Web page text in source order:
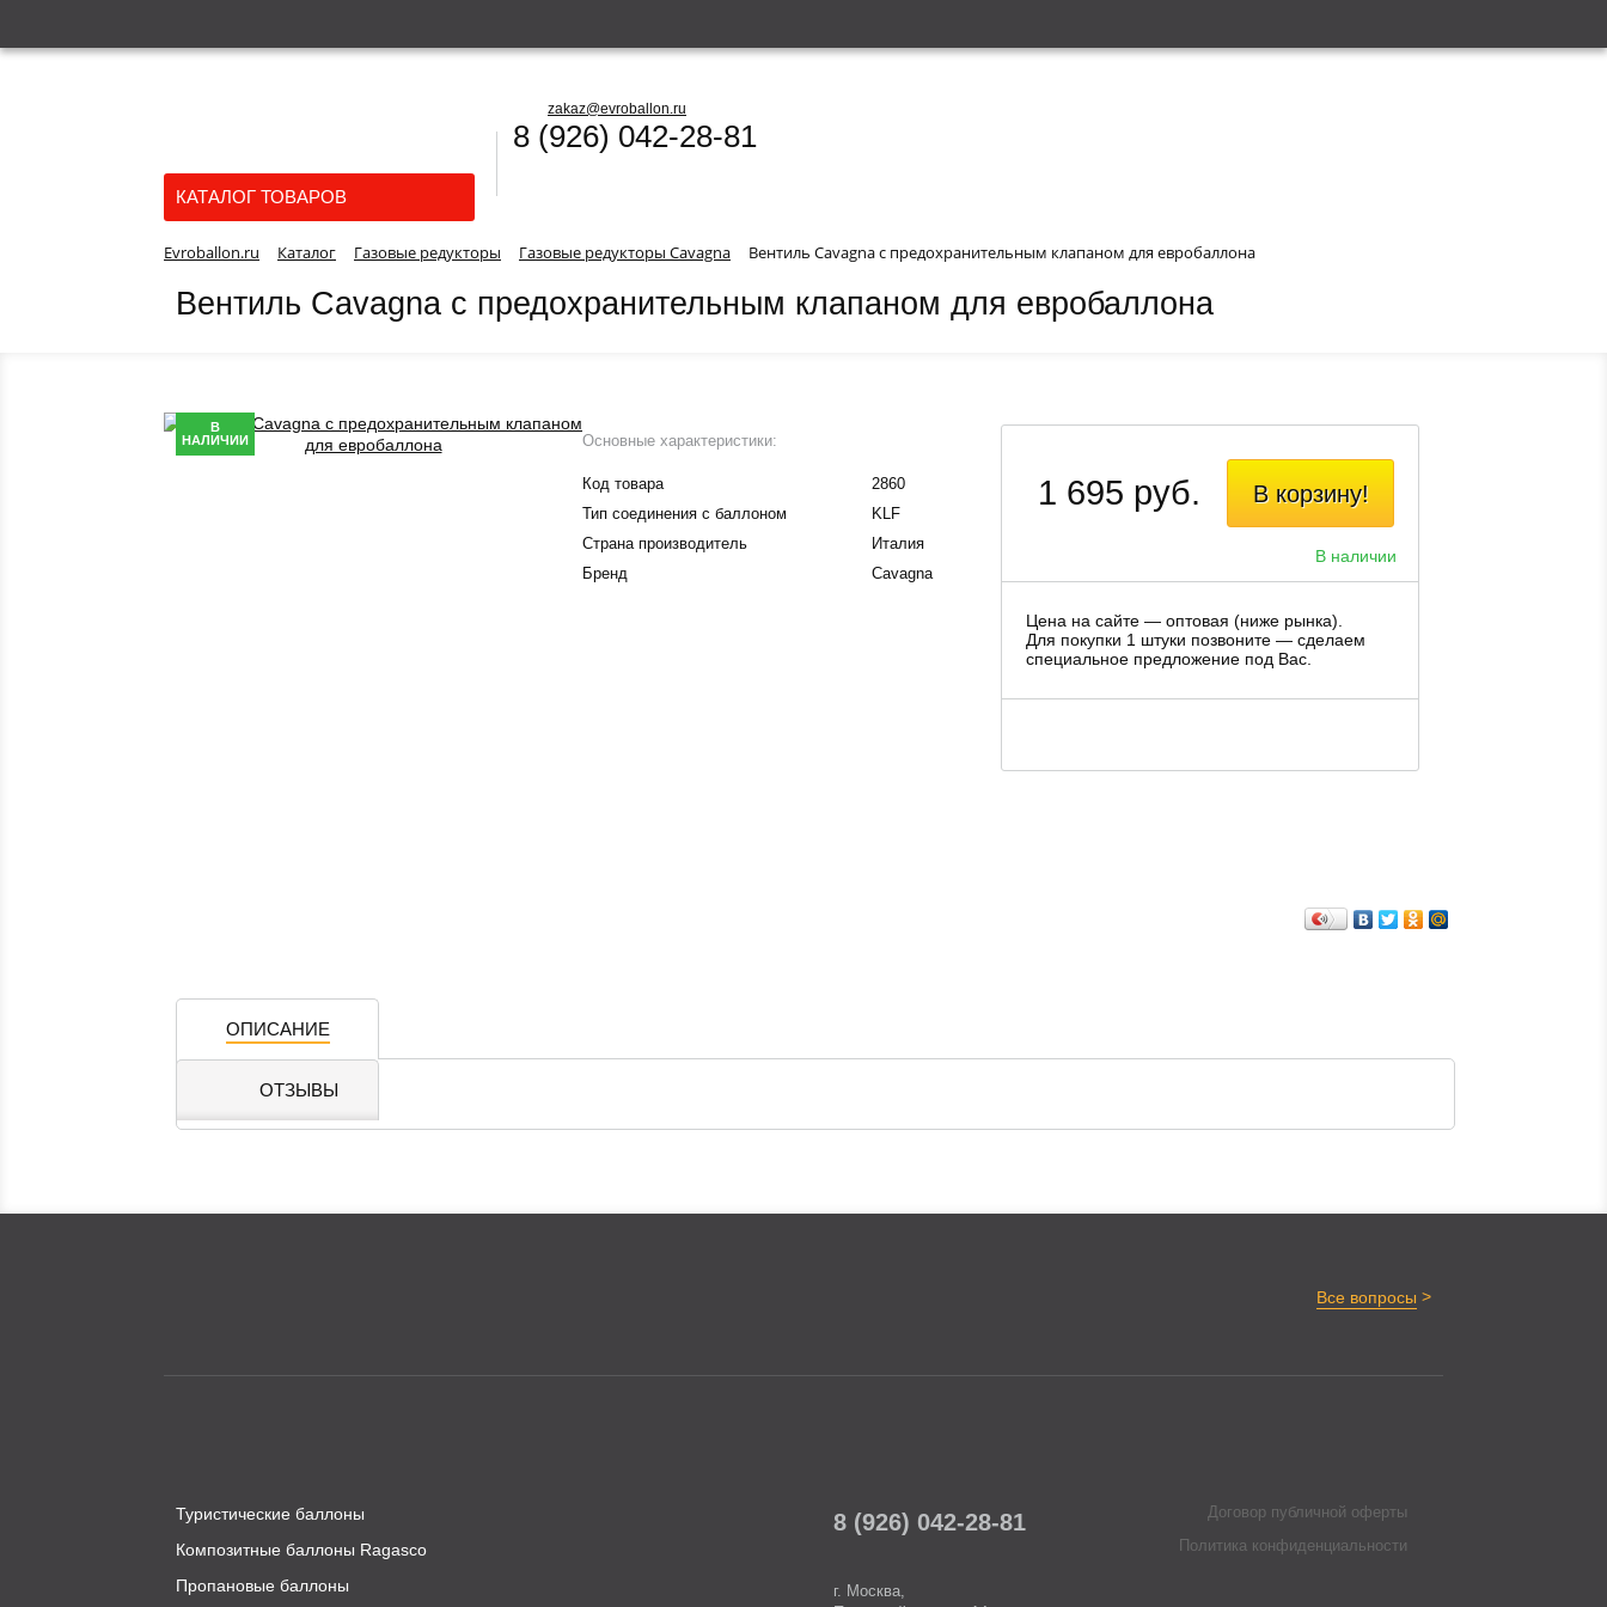
zakaz@evroballon.ru
8 (926) 042-28-81
КАТАЛОГ ТОВАРОВ
Evroballon.ru Каталог Газовые редукторы Газовые редукторы Cavagna Вентиль Cavagna с предохранительным клапаном для евробаллона
Вентиль Cavagna с предохранительным клапаном для евробаллона
В
НАЛИЧИИ
Основные характеристики:
Код товара
2860
Тип соединения с баллоном
KLF
Страна производитель
Италия
Бренд
Cavagna
В корзину!
В наличии
1 695 руб.
Цена на сайте — оптовая (ниже рынка).
Для покупки 1 штуки позвоните — сделаем
специальное предложение под Вас.
ОПИСАНИЕ
ОТЗЫВЫ
Все вопросы >
Туристические баллоны
Композитные баллоны Ragasco
Пропановые баллоны
8 (926) 042-28-81
г. Москва,
Договор публичной оферты
Политика конфиденциальности